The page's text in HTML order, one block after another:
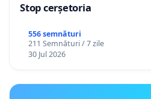
Stop cerșetoria
556 semnături
211 Semnături / 7 zile
30 Jul 2026